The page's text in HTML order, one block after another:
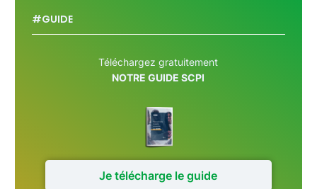
#GUIDE
Téléchargez gratuitement
NOTRE GUIDE SCPI
Je télécharge le guide